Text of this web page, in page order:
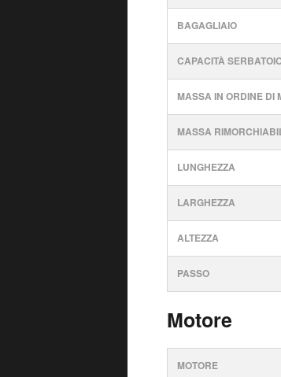
BAGAGLIAIO
CAPACITÀ
MASSA IN ORDINE DI
MASSA
LUNGHEZZA
LARGHEZZA
ALTEZZA
PASSO
Motore
MOTORE